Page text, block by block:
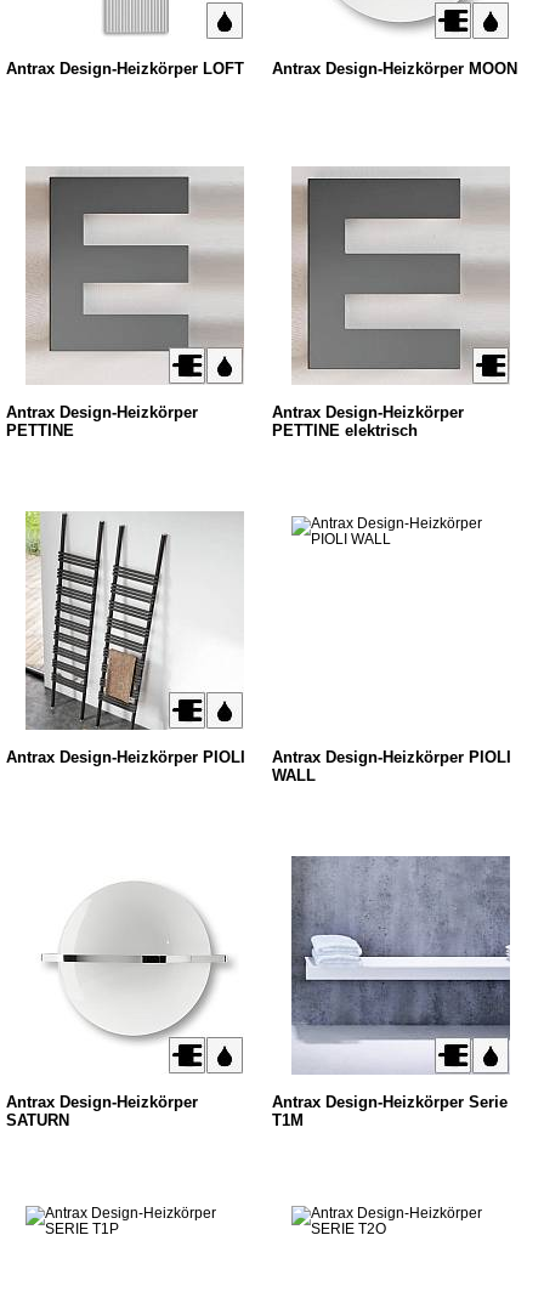
Antrax Design-Heizkörper LOFT Antrax Design-Heizkörper MOON
Antrax Design-Heizkörper
PETTINE
Antrax Design-Heizkörper
PETTINE elektrisch
Antrax Design-Heizkörper PIOLI
Antrax Design-Heizkörper PIOLI
WALL
Antrax Design-Heizkörper
SATURN
Antrax Design-Heizkörper Serie
T1M